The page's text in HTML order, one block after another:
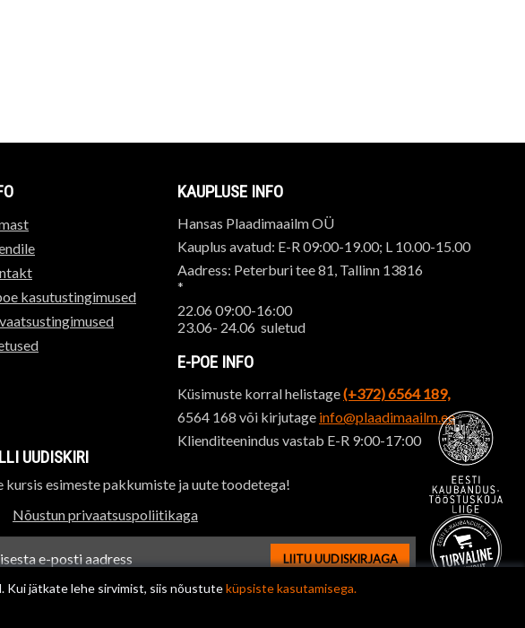
Kui jätkate lehe sirvimist, siis nõustuteküpsiste kasutamisega.
kasutustingimused
KAUPLUSE INFO
Hansas Plaadimaailm OÜ
Kauplus avatud: E-R 09:00-19.00; L 10.00-15.00
Aadress: Peterburi tee 81, Tallinn 13816
*
22.06 09:00-16:00
23.06- 24.06 suletud
E-POE INFO
Küsimuste korral helistage(+372) 6564 189,
6564 168 või kirjutage info@plaadimaailm.ee
Klienditeenindus vastab E-R 9:00-17:00
UUDISKIRI
kursis esimeste pakkumiste ja uute toodetega!
Nõustun privaatsuspoliitikaga
e-posti aadressi sisestus
LIITU UUDISKIRJAGA